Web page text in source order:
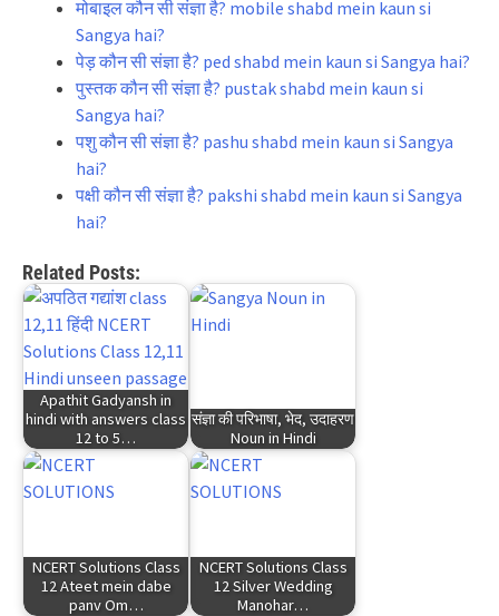
मोबाइल कौन सी संज्ञा है? mobile shabd mein kaun si
Sangya hai?
पेड़ कौन सी संज्ञा है? ped shabd mein kaun si Sangya hai?
पुस्तक कौन सी संज्ञा है? pustak shabd mein kaun si
Sangya hai?
पशु कौन सी संज्ञा है? pashu shabd mein kaun si Sangya
hai?
पक्षी कौन सी संज्ञा है? pakshi shabd mein kaun si Sangya
hai?
Related Posts:
Apathit Gadyansh in
hindi with answers class
12 to 5…
संज्ञा की परिभाषा, भेद, उदाहरण
Noun in Hindi
NCERT Solutions Class
12 Ateet mein dabe
panv Om…
NCERT Solutions Class
12 Silver Wedding
Manohar…